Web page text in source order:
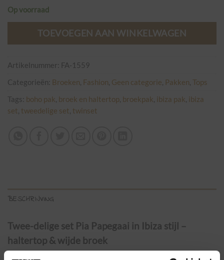
Op voorraad
TOEVOEGEN AAN WINKELWAGEN
Artikelnummer: FA-1559
Categorieën: Broeken Fashion Geen categorie Pakken Tops
Tags: boho pak broek en haltertop broekpak ibiza pak ibiza
set tweedelige set twinset
BESCHRIJVING
Twee-delige set Pia Papegaai in Ibiza stijl –
haltertop & wijde broek